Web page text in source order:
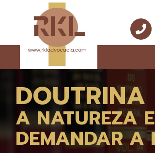
DOUTRINA
A NATUREZA
DEMANDAR A